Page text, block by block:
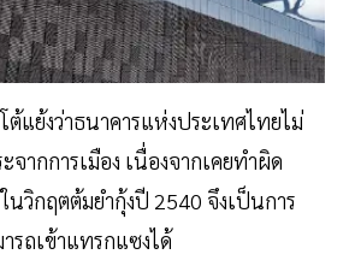
ต้แย้งว่าธนาคารแห่งประเทศไทยไม่
จากการเมือง เนื่องจากเคยทำผิด
วิกฤตต้มยำกุ้งปี 2540 จึงเป็นการ
รถเข้าแทรกแซงได้